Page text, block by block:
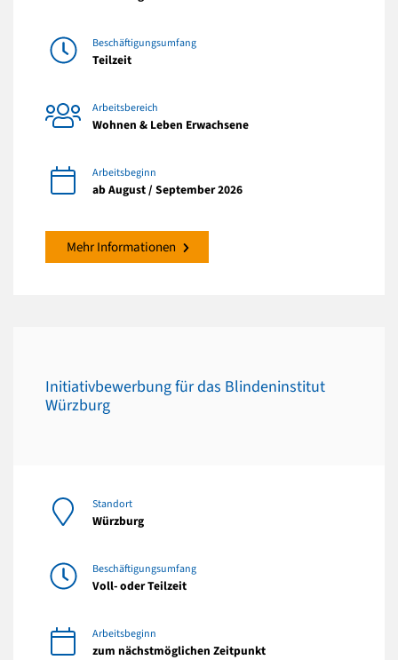
Beschäftigungsumfang
Teilzeit
Arbeitsbereich
Wohnen & Leben Erwachsene
Arbeitsbeginn
ab August / September 2026
Mehr Informationen
Initiativbewerbung für das Blindeninstitut
Würzburg
Standort
Würzburg
Beschäftigungsumfang
Voll- oder Teilzeit
Arbeitsbeginn
zum nächstmöglichen Zeitpunkt